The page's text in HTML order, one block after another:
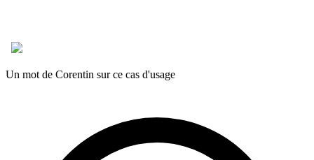
Un mot de Corentin sur ce cas d'usage